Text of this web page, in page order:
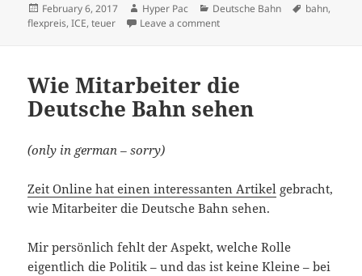
Posted
on
February 6, 2017 Author
Hyper Pac Categories
Deutsche Bahn Tags
bahn,
flexpreis,ICE,teuer Leave a commenton Differenzierte Flexpreise –
Wie Mitarbeiter die
Deutsche Bahn sehen
(only in german – sorry)
Zeit Online hat einen interessanten Artikel gebracht,
wie Mitarbeiter die Deutsche Bahn sehen.
Mir persönlich fehlt der Aspekt, welche Rolle
eigentlich die Politik – und das ist keine Kleine – bei